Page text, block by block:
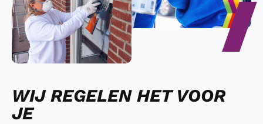
WIJ REGELEN HET VOOR
JE